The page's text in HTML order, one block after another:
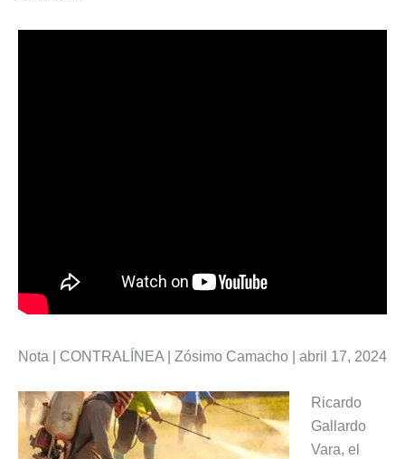
Nota | CONTRALÍNEA | Zósimo Camacho | abril 17, 2024
Ricardo
Gallardo
Vara, el